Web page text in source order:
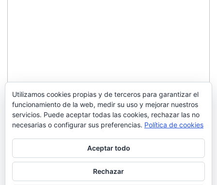
Utilizamos cookies propias y de terceros para garantizar el
funcionamiento de la web, medir su uso y mejorar nuestros
servicios. Puede aceptar todas las cookies, rechazar las no
necesarias o configurar sus preferencias. Política de cookies
Aceptar todo
Rechazar